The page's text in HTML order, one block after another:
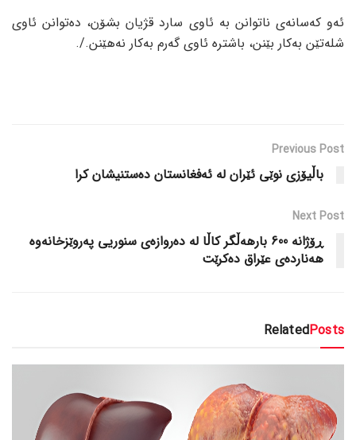
ئەو کەسانەی ناتوانن بە ئاوی سارد قژیان بشۆن، دەتوانن ئاوی
شلەتێن بەکار بێنن، باشترە ئاوی گەرم بەکار نەهێنن./.
Previous Post
باڵیۆزی نوێی ئێران لە ئەفغانستان دەستنیشان کرا
Next Post
ڕۆژانە 600 بارهەڵگر کاڵا لە دەروازەی سنوریی پەروێزخانەوە
هەناردەی عێراق دەکرێت
RelatedPosts